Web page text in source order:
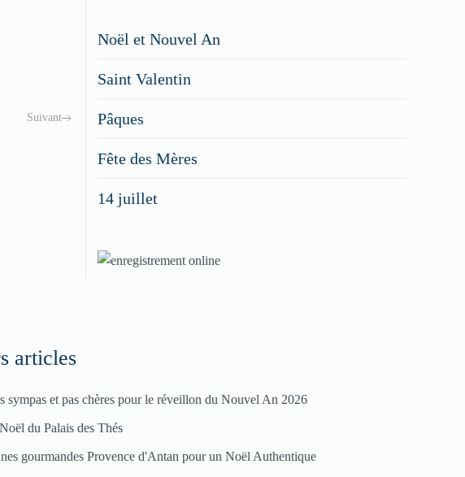
Suivant
figurer
vos
spéciaux
dans
rubriques
Pour
enregistrer
votre
Noël et Nouvel An
Saint Valentin
Pâques
Fête des Mères
14 juillet
articles
sympas et pas chères pour le réveillon du Nouvel An 2026
du Palais des Thés
gourmandes Provence d'Antan pour un Noël Authentique